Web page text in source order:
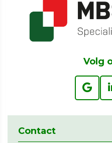
Volg
Contact